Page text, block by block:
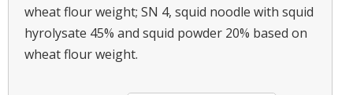
wheat flour weight; SN 4, squid noodle with squid
hyrolysate 45% and squid powder 20% based on
wheat flour weight.